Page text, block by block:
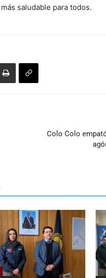
saludable para todos.
Colo Colo